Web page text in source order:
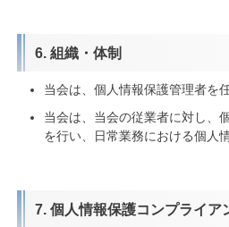
6. 組織・体制
当会は、個人情報保護管理者を
当会は、当会の従業者に対し、
を行い、日常業務における個人
7. 個人情報保護コンプライ